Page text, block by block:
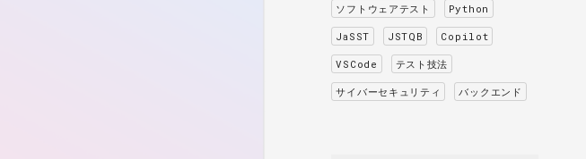
ソフトウェアテスト Python
JaSST JSTQB Copilot
VSCode テスト技法
サイバーセキュリティ バックエンド